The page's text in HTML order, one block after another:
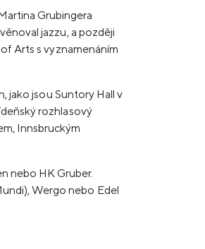
Grubingera
jazzu, a později
Arts s vyznamenáním
jako jsou Suntory Hall v
rozhlasový
Innsbruckým
nebo HK Gruber.
Wergo nebo Edel